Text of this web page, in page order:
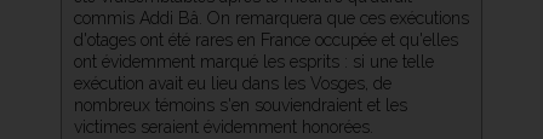
commis Addi Bâ. On remarquera que ces exécutions
d'otages ont été rares en France occupée et qu'elles
ont évidemment marqué les esprits : si une telle
exécution avait eu lieu dans les Vosges, de
nombreux témoins s'en souviendraient et les
victimes seraient évidemment honorées.